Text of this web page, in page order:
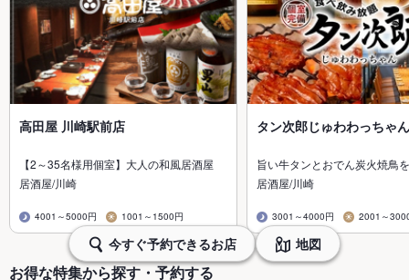
高田屋 川崎駅前店
【2～35名様用個室】大人の和風居酒屋
居酒屋/川崎
4001～5000円 1001～1500円
タン次郎じゅわわっちゃ
旨い牛タンとおでん炭火焼鳥
居酒屋/川崎
3001～4000円 2001～
お得な特集から探す・予約する
今すぐ予約できるお店 地図